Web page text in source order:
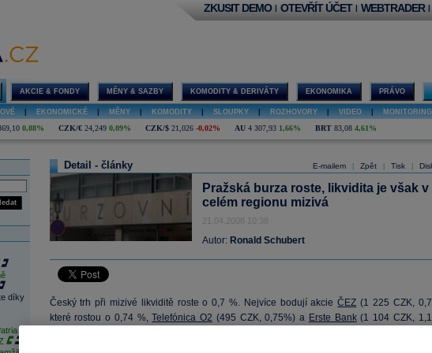
ZKUSIT DEMO | OTEVŘÍT ÚČET | WEBTRADER |
AKCIE & FONDY MĚNY & SAZBY KOMODITY & DERIVÁTY EKONOMIKA PRÁVO
EKONOMICKÉ MĚNY KOMODITY SLOUPKY ROZHOVORY VIDEO MONITORING
0,88% CZK/€ 24,249 0,09% CZK/$ 21,026 -0,02% AU 4 307,93 1,66% BRT 83,08 4,61%
díky
E-mailem Zpět Tisk
Detail - články
Pražská burza roste, likvidita je však v
celém regionu mizivá
21.04.2008 10:38
Autor: Ronald Schubert
Český trh při mizivé likviditě roste o 0,7 %. Nejvíce bodují akcieČEZ (1 225 CZK,
které rostou o 0,74 %,Telefónica O2 (495 CZK, 0,75%) a Erste Bank(1 104 CZK,